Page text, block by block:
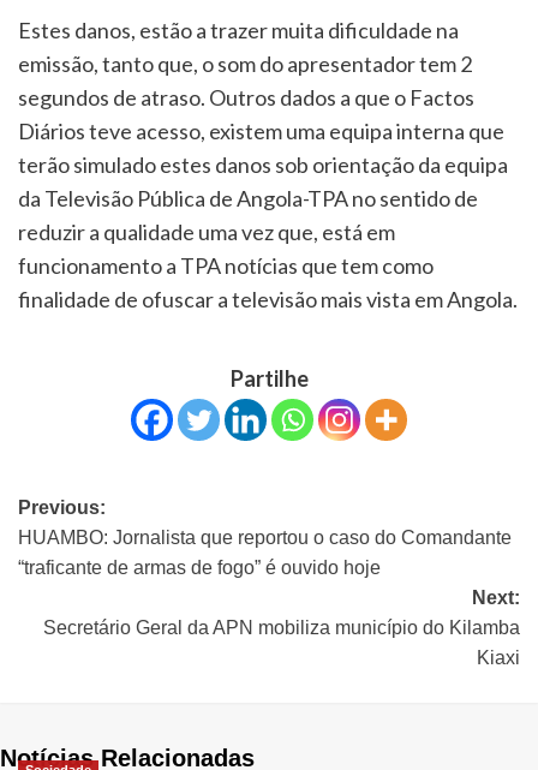
Estes danos, estão a trazer muita dificuldade na
emissão, tanto que, o som do apresentador tem 2
segundos de atraso. Outros dados a que o Factos
Diários teve acesso, existem uma equipa interna que
terão simulado estes danos sob orientação da equipa
da Televisão Pública de Angola-TPA no sentido de
reduzir a qualidade uma vez que, está em
funcionamento a TPA notícias que tem como
finalidade de ofuscar a televisão mais vista em Angola.
Partilhe
Previous:
HUAMBO: Jornalista que reportou o caso do Comandante
“traficante de armas de fogo” é ouvido hoje
Next:
Secretário Geral da APN mobiliza município do Kilamba
Kiaxi
Notícias Relacionadas